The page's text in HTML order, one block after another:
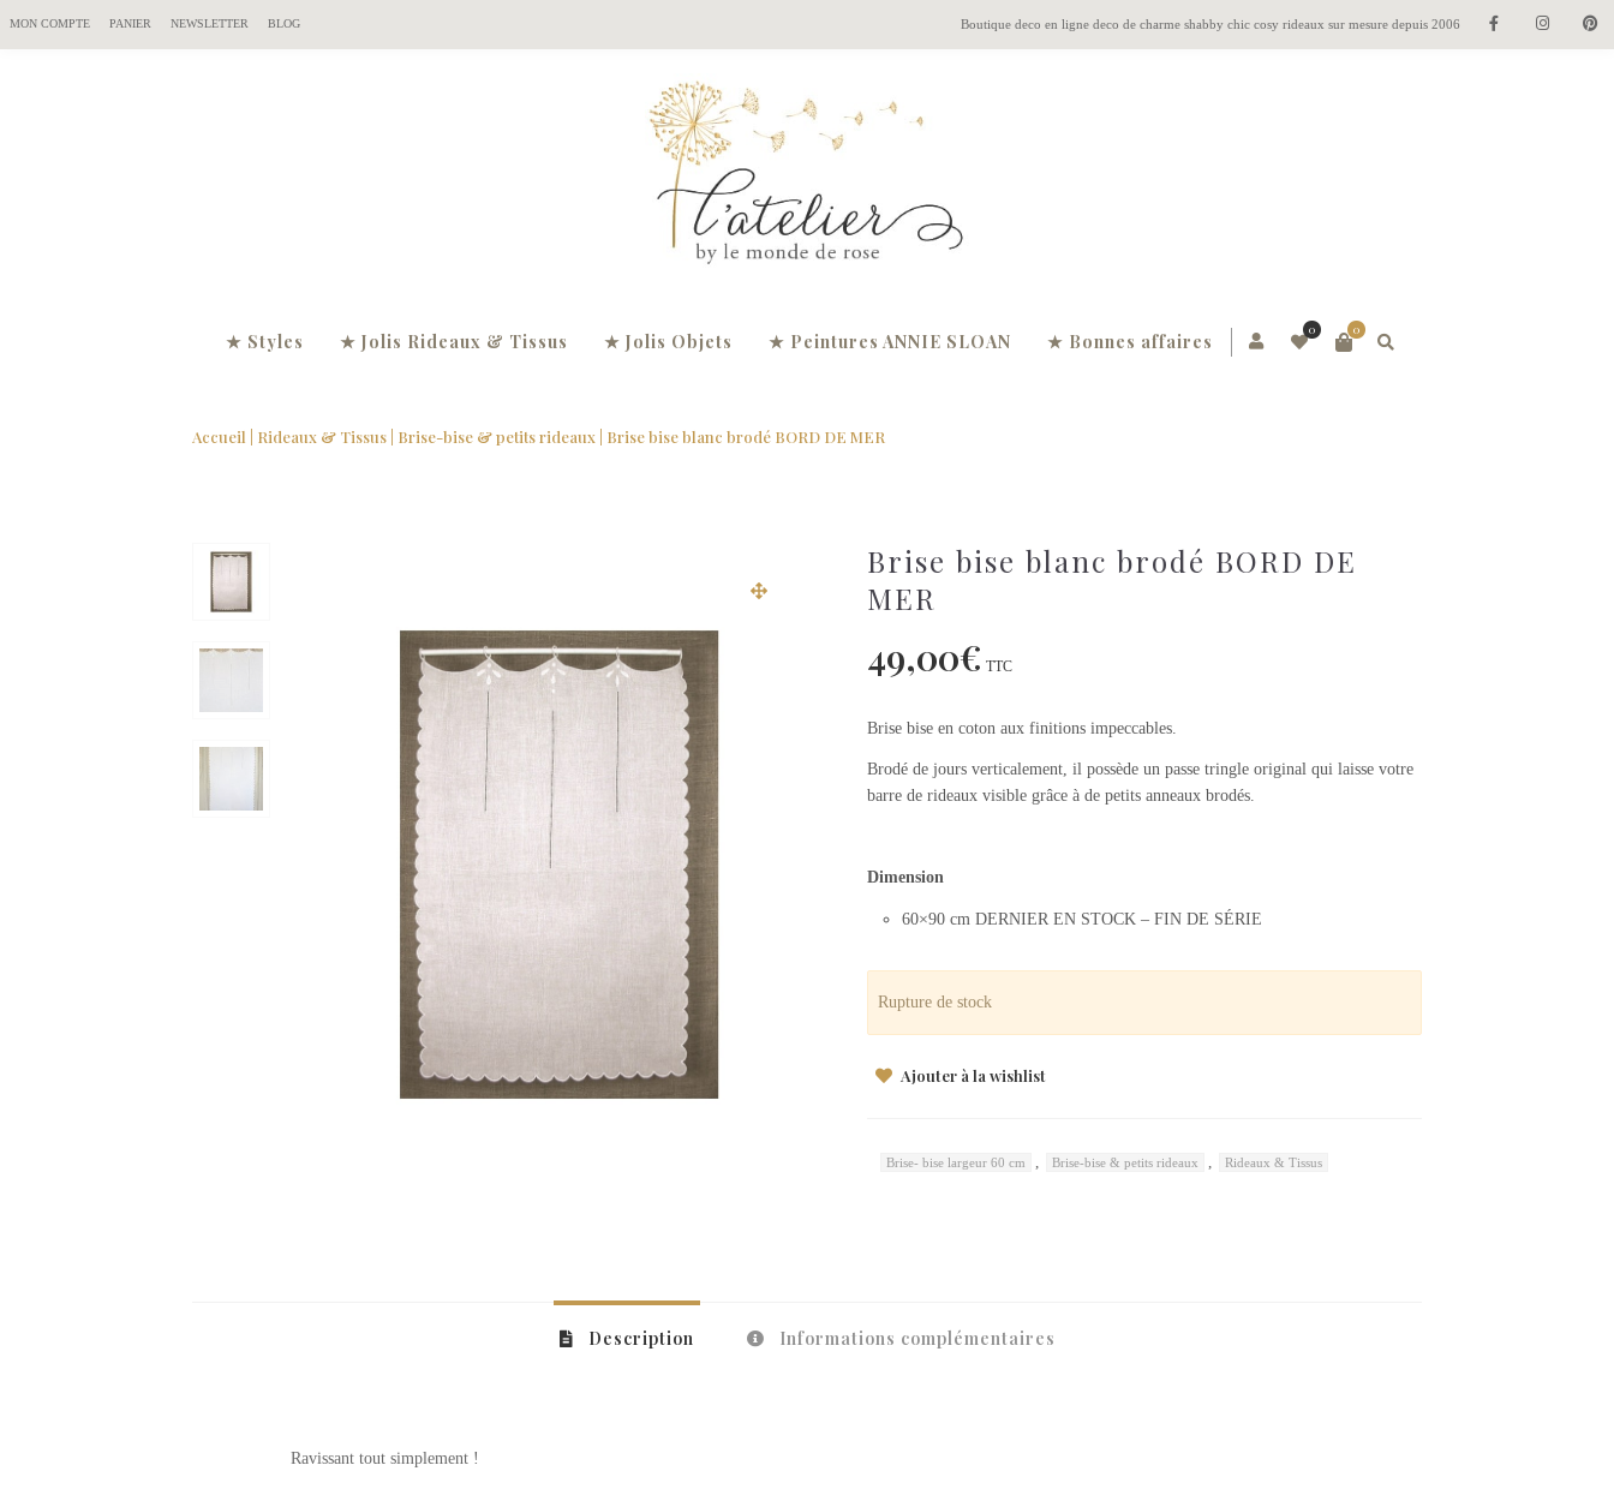
Boutique deco en ligne deco de charme shabby chic cosy rideaux sur mesure depuis 2006
MON COMPTE PANIER NEWSLETTER BLOG
0
0
★ Styles ★ Jolis Rideaux & Tissus ★ Jolis Objets ★ Peintures ANNIE SLOAN ★ Bonnes affaires
Accueil Rideaux & Tissus Brise-bise & petits rideaux | Brise bise blanc brodé BORD DE MER
Brise bise blanc brodé BORD DE
MER
49,00€ TTC
Brise bise en coton aux finitions impeccables.
Brodé de jours verticalement, il possède un passe tringle original qui laisse votre
barre de rideaux visible grâce à de petits anneaux brodés.
Dimension
60×90 cm DERNIER EN STOCK – FIN DE SÉRIE
Rupture de stock
Ajouter à la wishlist
Brise- bise largeur 60 cm Brise-bise & petits rideaux Rideaux & Tissus
Description Informations complémentaires
Ravissant tout simplement !